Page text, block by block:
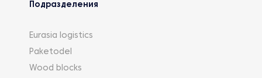
Подразделения
Eurasia logistics
Paketodel
Wood blocks